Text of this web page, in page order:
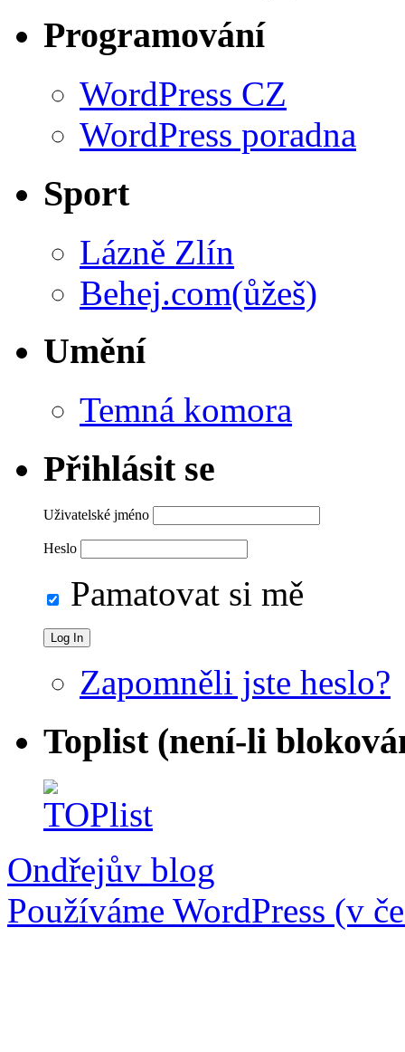
Programování
WordPress CZ
WordPress poradna
Sport
Lázně Zlín
Behej.com(ůžeš)
Umění
Temná komora
Přihlásit se
Uživatelské jméno
Heslo
Pamatovat si mě
Zapomněli jste heslo?
Toplist (není-li
Ondřejův blog
Používáme WordPress (v